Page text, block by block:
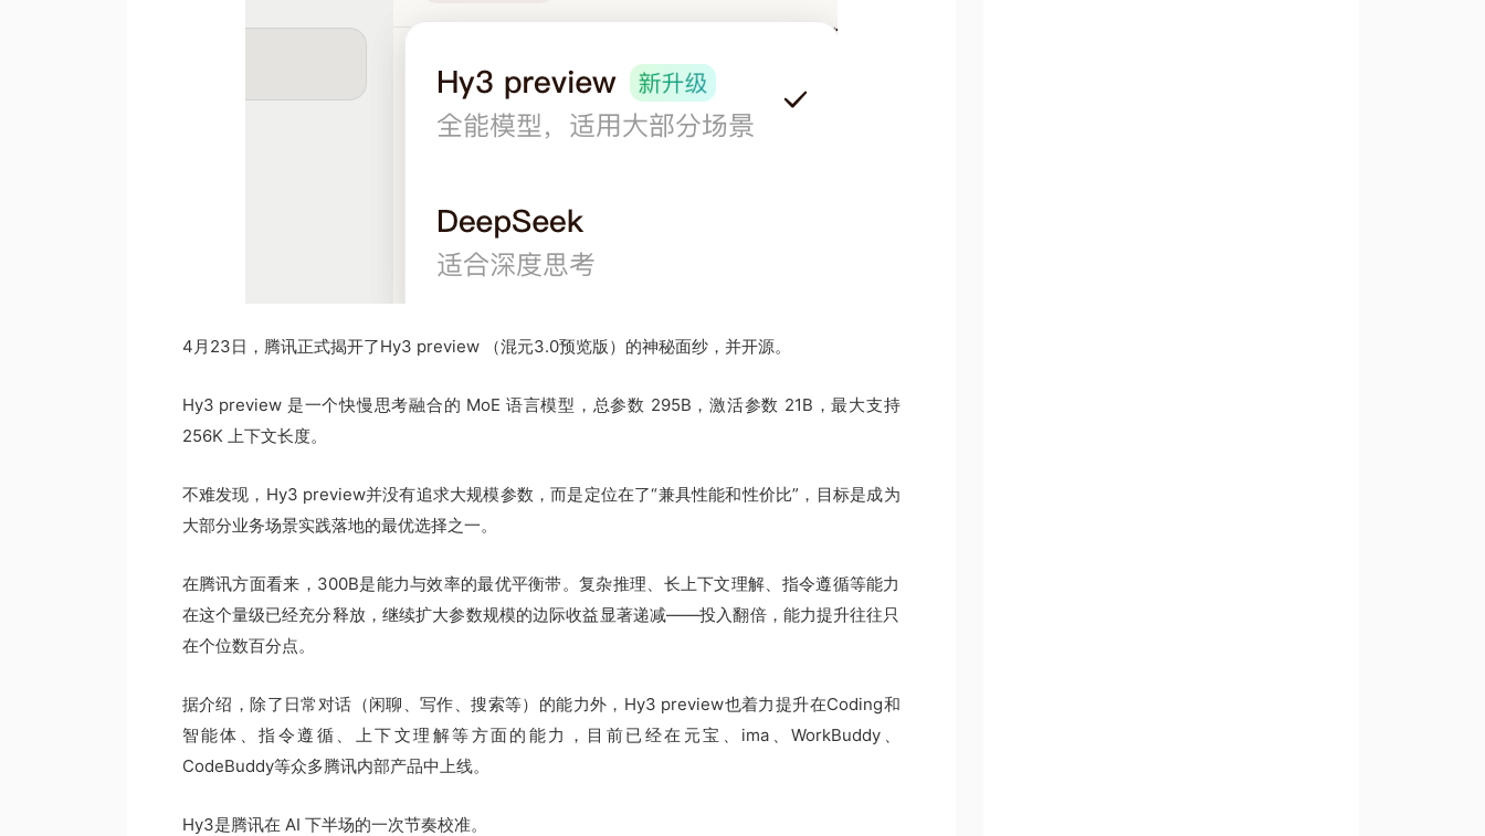
4月23日，腾讯正式揭开了Hy3 preview （混元3.0预览版）的神秘面纱，并开源。
Hy3 preview 是一个快慢思考融合的 MoE 语言模型，总参数 295B，激活参数 21B，最大支持
256K 上下文长度。
不难发现，Hy3 preview并没有追求大规模参数，而是定位在了“兼具性能和性价比”，目标是成为
大部分业务场景实践落地的最优选择之一。
在腾讯方面看来，300B是能力与效率的最优平衡带。复杂推理、长上下文理解、指令遵循等能力
在这个量级已经充分释放，继续扩大参数规模的边际收益显著递减——投入翻倍，能力提升往往只
在个位数百分点。
据介绍，除了日常对话（闲聊、写作、搜索等）的能力外，Hy3 preview也着力提升在Coding和
智能体、指令遵循、上下文理解等方面的能力，目前已经在元宝、ima、WorkBuddy、
CodeBuddy等众多腾讯内部产品中上线。
Hy3是腾讯在 AI 下半场的一次节奏校准。